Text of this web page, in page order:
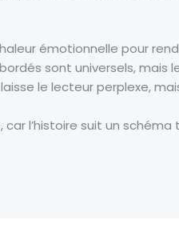
émotionnelle pour
sont universels,
le lecteur perplexe,
l’histoire suit un